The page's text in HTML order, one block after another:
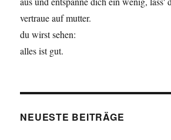
vertraue auf mutter.
du wirst sehen:
alles ist gut.
NEUESTE BEITRÄGE